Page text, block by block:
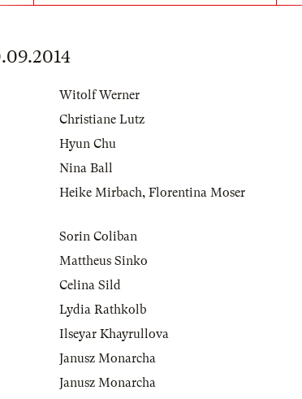
Witolf Werner
Christiane Lutz
Hyun Chu
Nina Ball
Heike Mirbach, Florentina Moser
Sorin Coliban
Mattheus Sinko
Celina Sild
Lydia Rathkolb
Ilseyar Khayrullova
Janusz Monarcha
Janusz Monarcha